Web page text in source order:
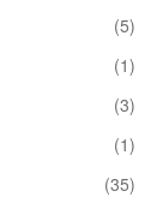
(5)
(1)
(3)
(1)
(35)